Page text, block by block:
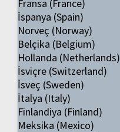
Fransa (France)
İspanya (Spain)
Norveç (Norway)
Belçika (Belgium)
Hollanda (Netherlands)
İsviçre (Switzerland)
İsveç (Sweden)
İtalya (Italy)
Finlandiya (Finland)
Meksika (Mexico)